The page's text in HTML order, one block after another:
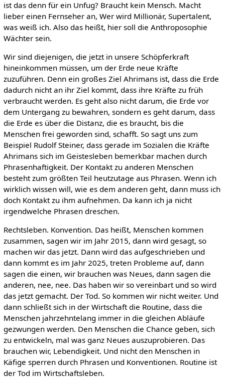
ist das denn für ein Unfug? Braucht kein Mensch. Macht
lieber einen Fernseher an, Wer wird Millionär, Supertalent,
was weiß ich. Also das heißt, hier soll die Anthroposophie
Wächter sein.
Wir sind diejenigen, die jetzt in unsere Schöpferkraft
hineinkommen müssen, um der Erde neue Kräfte
zuzuführen. Denn ein großes Ziel Ahrimans ist, dass die Erde
dadurch nicht an ihr Ziel kommt, dass ihre Kräfte zu früh
verbraucht werden. Es geht also nicht darum, die Erde vor
dem Untergang zu bewahren, sondern es geht darum, dass
die Erde es über die Distanz, die es braucht, bis die
Menschen frei geworden sind, schafft. So sagt uns zum
Beispiel Rudolf Steiner, dass gerade im Sozialen die Kräfte
Ahrimans sich im Geistesleben bemerkbar machen durch
Phrasenhaftigkeit. Der Kontakt zu anderen Menschen
besteht zum größten Teil heutzutage aus Phrasen. Wenn ich
wirklich wissen will, wie es dem anderen geht, dann muss ich
doch Kontakt zu ihm aufnehmen. Da kann ich ja nicht
irgendwelche Phrasen dreschen.
Rechtsleben. Konvention. Das heißt, Menschen kommen
zusammen, sagen wir im Jahr 2015, dann wird gesagt, so
machen wir das jetzt. Dann wird das aufgeschrieben und
dann kommt es im Jahr 2025, treten Probleme auf, dann
sagen die einen, wir brauchen was Neues, dann sagen die
anderen, nee, nee. Das haben wir so vereinbart und so wird
das jetzt gemacht. Der Tod. So kommen wir nicht weiter. Und
dann schließt sich in der Wirtschaft die Routine, dass die
Menschen jahrzehntelang immer in die gleichen Abläufe
gezwungen werden. Den Menschen die Chance geben, sich
zu entwickeln, mal was ganz Neues auszuprobieren. Das
brauchen wir, Lebendigkeit. Und nicht den Menschen in
Käfige sperren durch Phrasen und Konventionen. Routine ist
der Tod im Wirtschaftsleben.